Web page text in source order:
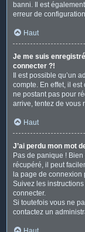
banni. Il est
erreur de
Haut
Je me suis
connecter ?!
Il est possible qu’un
compte. En effet, il
ne postant pas pour
arrive, tentez de vous
Haut
J’ai perdu mon mot
Pas de panique !
récupéré, il peut
la page de connexion
Suivez les
connecter.
Si toutefois vous ne
contactez un